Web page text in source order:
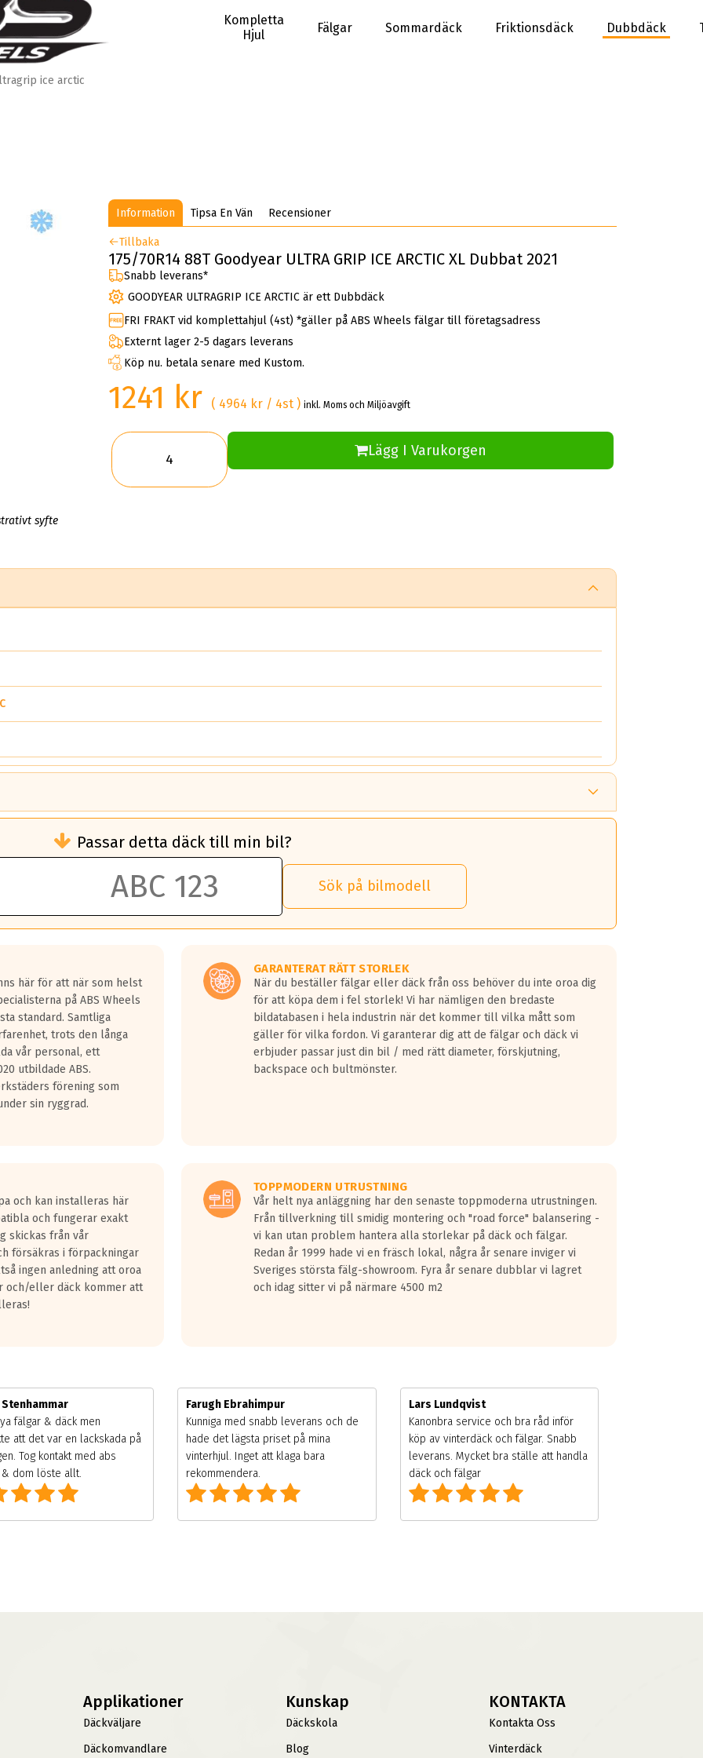
Kompletta
Hjul
Fälgar Sommardäck Friktionsdäck Dubbdäck
ice arctic
syfte
Information Tipsa En Vän Recensioner
Tillbaka
175/70R14 88T Goodyear ULTRA GRIP ICE ARCTIC XL Dubbat 2021
Snabb leverans*
GOODYEAR ULTRAGRIP ICE ARCTIC är ett Dubbdäck
FRI FRAKT vid komplettahjul (4st) *gäller på ABS Wheels fälgar till företagsadress
Externt lager 2-5 dagars leverans
Köp nu. betala senare med Kustom.
1241 kr ( 4964 kr / 4st )inkl. Moms och Miljöavgift
Lägg I Varukorgen
än ett klass G däck.
50 liter bränsle med ett klass A däck gentemot ett klass G däck.
vilken rutt du kör, samt vilken körstil du använder.
lastbilar.
på en väg där det ligger 0.5-1.5 mm vatten.
fyra billängder( ca 18meter) mellan däck med betyg A gentemot
överträffa motorljudet.
ett däck med vågar. Hög bullernivå markeras med svarta vågor
kraven som finns i dagsläget, men är inte längre tillåtna enligt nya
Passar detta däck till min bil?
Sök på bilmodell
här för att när som helst
på ABS Wheels
standard. Samtliga
trots den långa
vår personal, ett
utbildade ABS.
förening som
sin ryggrad.
GARANTERAT RÄTT STORLEK
När du beställer fälgar eller däck från oss behöver du inte oroa dig
för att köpa dem i fel storlek! Vi har nämligen den bredaste
bildatabasen i hela industrin när det kommer till vilka mått som
gäller för vilka fordon. Vi garanterar dig att de fälgar och däck vi
erbjuder passar just din bil / med rätt diameter, förskjutning,
backspace och bultmönster.
och kan installeras här
och fungerar exakt
skickas från vår
försäkras i förpackningar
ingen anledning att oroa
och/eller däck kommer att
TOPPMODERN UTRUSTNING
Vår helt nya anläggning har den senaste toppmoderna utrustningen.
Från tillverkning till smidig montering och "road force" balansering -
vi kan utan problem hantera alla storlekar på däck och fälgar.
Redan år 1999 hade vi en fräsch lokal, några år senare inviger vi
Sveriges största fälg-showroom. Fyra år senare dubblar vi lagret
och idag sitter vi på närmare 4500 m2
Stenhammar
fälgar & däck men
att det var en lackskada på
Tog kontakt med abs
dom löste allt.
Farugh Ebrahimpur
Kunniga med snabb leverans och de
hade det lägsta priset på mina
vinterhjul. Inget att klaga bara
rekommendera.
Lars Lundqvist
Kanonbra service och bra råd inför
köp av vinterdäck och fälgar. Snabb
leverans. Mycket bra ställe att handla
däck och fälgar
Applikationer
Däckväljare
Däckomvandlare
Kunskap
Däckskola
Blog
KONTAKTA
Kontakta Oss
Vinterdäck